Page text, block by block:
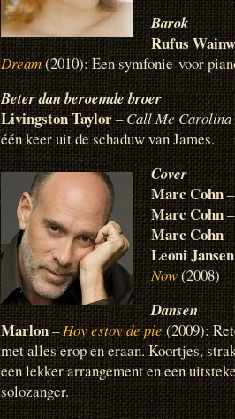
Barok
Rufus
Dream(2010): Een symfonie voor
Beter dan beroemde broer
Livingston Taylor–Call Me Carolina
één keer uit de schaduw van James.
Cover
Marc Cohn
Marc Cohn
Marc Cohn
Leoni Jansen
Now(2008)
Dansen
Marlon–Hoy estoy de pie(2009):
met alles erop en eraan. Koortjes,
een lekker arrangement en een
solozanger.